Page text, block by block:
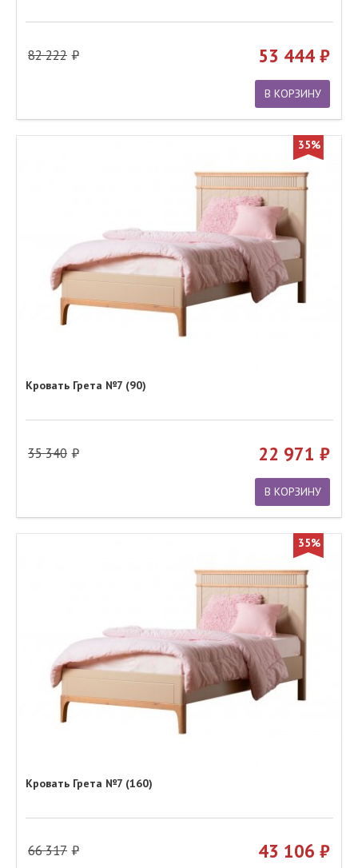
82 222 53 444
В КОРЗИНУ
35%
Кровать Грета №7 (90)
35 340 22 971
В КОРЗИНУ
35%
Кровать Грета №7 (160)
66 317 43 106